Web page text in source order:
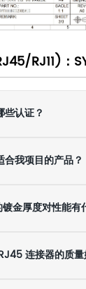
RJ11)：
些认证？
我项目的产品？
金厚度对性能有
连接器的质量